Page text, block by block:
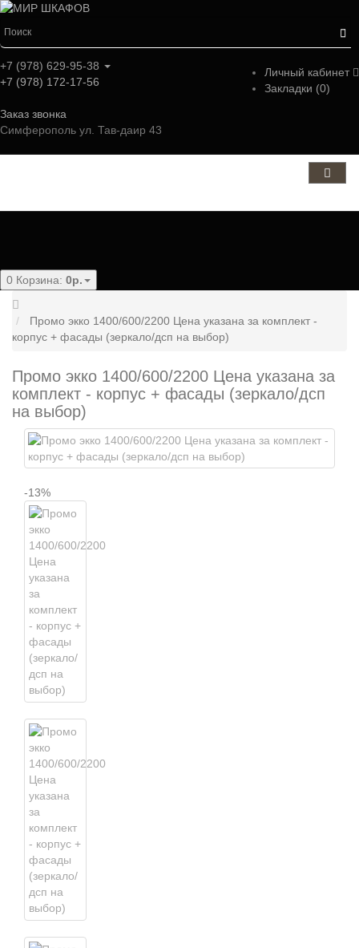
Личный кабинет
Закладки (0)
+7 (978) 629-95-38
+7 (978) 172-17-56
Заказ звонка
Симферополь ул. Тав-даир 43
0 Корзина: 0р.
Промо экко 1400/600/2200 Цена указана за комплект -
корпус + фасады (зеркало/дсп на выбор)
Промо экко 1400/600/2200 Цена указана за
комплект - корпус + фасады (зеркало/дсп
на выбор)
-13%